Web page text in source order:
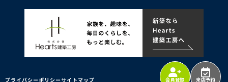
会員登録 来店予約
プライバシーポリシー サイトマップ